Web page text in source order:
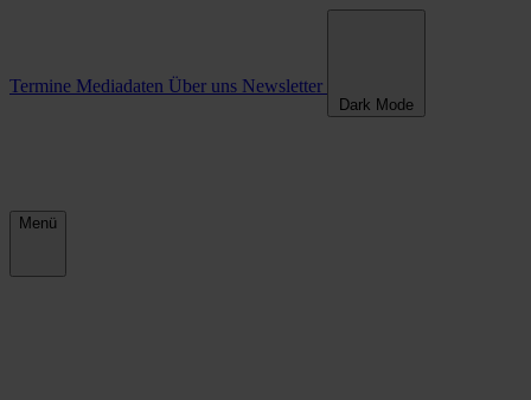
Termine Mediadaten Über uns Newsletter
Dark Mode
Menü